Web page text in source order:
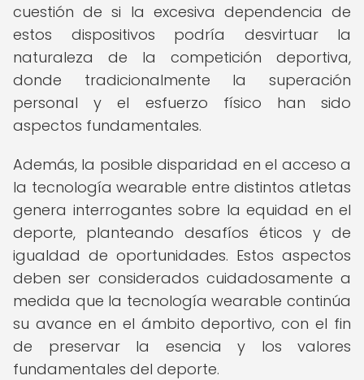
cuestión de si la excesiva dependencia de
estos dispositivos podría desvirtuar la
naturaleza de la competición deportiva,
donde tradicionalmente la superación
personal y el esfuerzo físico han sido
aspectos fundamentales.
Además, la posible disparidad en el acceso a
la tecnología wearable entre distintos atletas
genera interrogantes sobre la equidad en el
deporte, planteando desafíos éticos y de
igualdad de oportunidades. Estos aspectos
deben ser considerados cuidadosamente a
medida que la tecnología wearable continúa
su avance en el ámbito deportivo, con el fin
de preservar la esencia y los valores
fundamentales del deporte.